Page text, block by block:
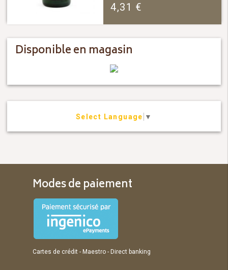
4,31 €
Disponible en magasin
Select Language ▼
Modes de paiement
Cartes de crédit - Maestro - Direct banking